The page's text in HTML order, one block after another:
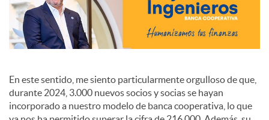
i
a
l
En este sentido, me siento particularmente orgulloso de que,
durante 2024, 3.000 nuevos socios y socias se hayan
incorporado a nuestro modelo de banca cooperativa, lo que